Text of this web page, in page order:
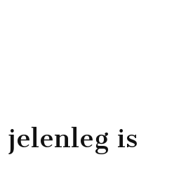
jelenleg is